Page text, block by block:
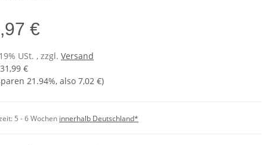
€
USt. , zzgl. Versand
31,99 €
21.94%, also 7,02 €)
5 - 6 Wochen innerhalb Deutschland*